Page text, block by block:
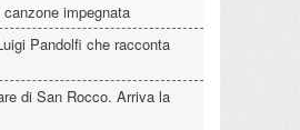
impegnata
Pandolfi che racconta
di San Rocco. Arriva la